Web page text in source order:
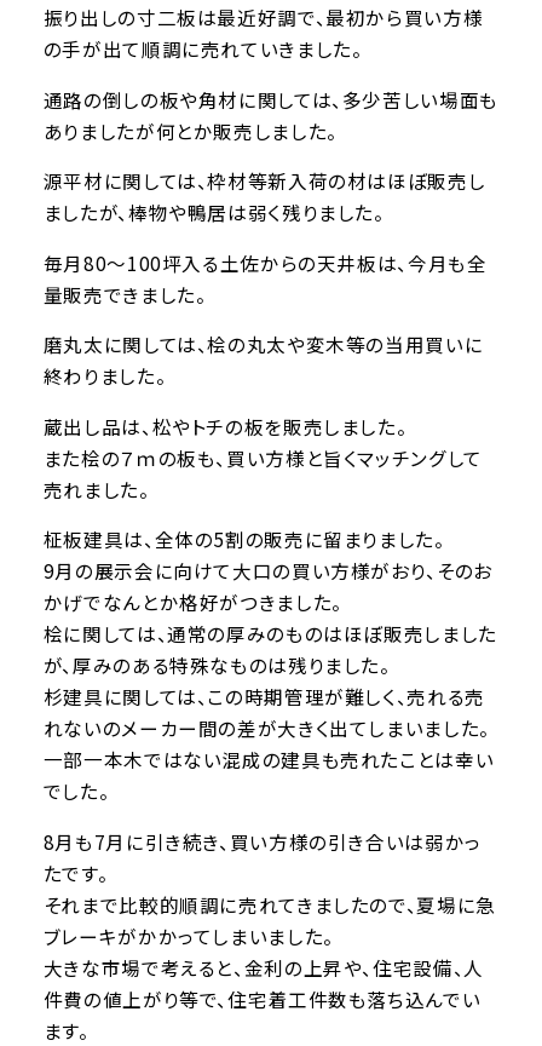
振り出しの寸二板は最近好調で、最初から買い方様
の手が出て順調に売れていきました。
通路の倒しの板や角材に関しては、多少苦しい場面も
ありましたが何とか販売しました。
源平材に関しては、枠材等新入荷の材はほぼ販売し
ましたが、棒物や鴨居は弱く残りました。
毎月80～100坪入る土佐からの天井板は、今月も全
量販売できました。
磨丸太に関しては、桧の丸太や変木等の当用買いに
終わりました。
蔵出し品は、松やトチの板を販売しました。
また桧の７ｍの板も、買い方様と旨くマッチングして
売れました。
柾板建具は、全体の5割の販売に留まりました。
9月の展示会に向けて大口の買い方様がおり、そのお
かげでなんとか格好がつきました。
桧に関しては、通常の厚みのものはほぼ販売しました
が、厚みのある特殊なものは残りました。
杉建具に関しては、この時期管理が難しく、売れる売
れないのメーカー間の差が大きく出てしまいました。
一部一本木ではない混成の建具も売れたことは幸い
でした。
8月も7月に引き続き、買い方様の引き合いは弱かっ
たです。
それまで比較的順調に売れてきましたので、夏場に急
ブレーキがかかってしまいました。
大きな市場で考えると、金利の上昇や、住宅設備、人
件費の値上がり等で、住宅着工件数も落ち込んでい
ます。